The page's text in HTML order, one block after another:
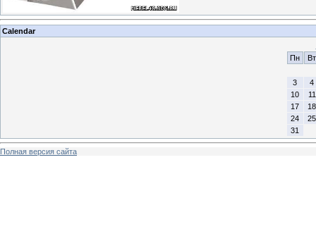
Calendar
Пн
Вт
3
4
10
11
17
18
24
25
31
Полная версия сайта